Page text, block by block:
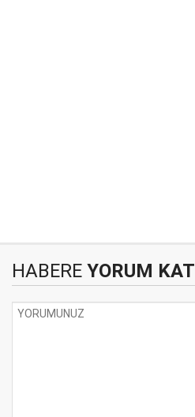
HABERE YORUM KAT